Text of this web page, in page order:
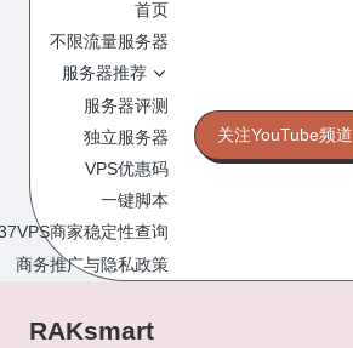
7
V
P
S
主
机
评
测
的
VPS
网
站
首页
不限流量服务器
服务器推荐
服务器评测
独立服务器
VPS优惠码
一键脚本
商家稳定性查询
商务推广与隐私政策
关注YouTube频道
RAKsmart